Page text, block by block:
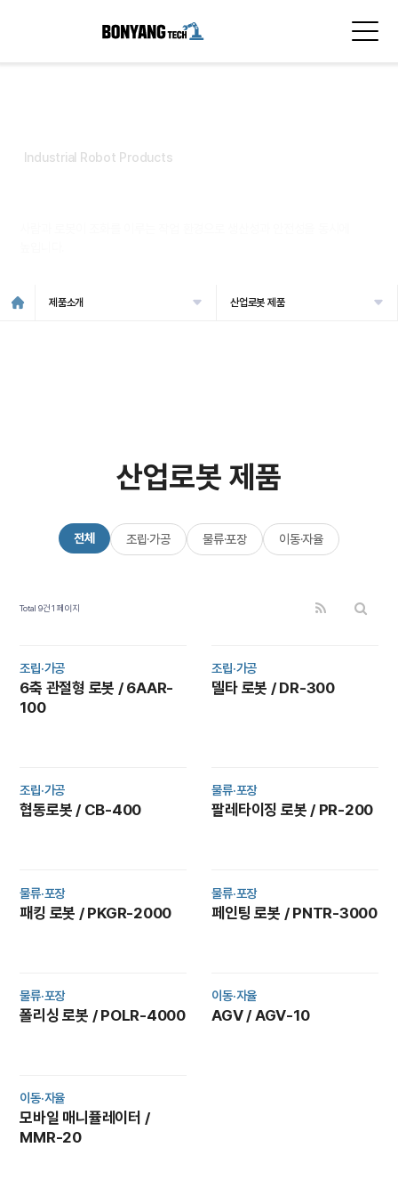
Industrial Robot Products
제품소개 산업로봇 제품
산업로봇 제품
전체 조립·가공 물류·포장 이동·자율
Total 9건1 페이지
조립·가공
6축 관절형 로봇 / 6AAR-
100
조립·가공
델타 로봇 / DR-300
조립·가공
협동로봇 / CB-400
물류·포장
팔레타이징 로봇 / PR-200
물류·포장
패킹 로봇 / PKGR-2000
물류·포장
페인팅 로봇 / PNTR-3000
물류·포장
폴리싱 로봇 / POLR-4000
이동·자율
AGV / AGV-10
이동·자율
모바일 매니퓰레이터 /
MMR-20